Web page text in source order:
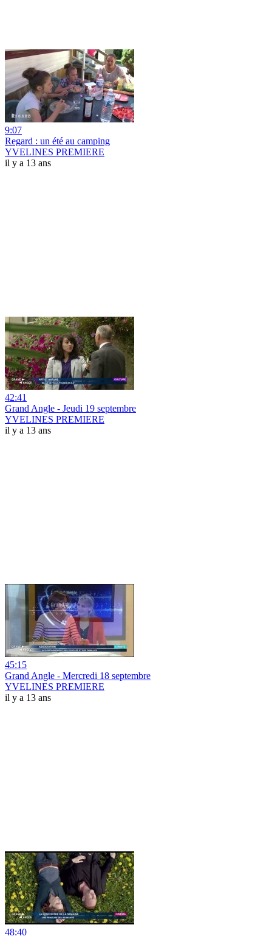
9:07
Regard : un été au camping
YVELINES PREMIERE
il y a 13 ans
42:41
Grand Angle - Jeudi 19 septembre
YVELINES PREMIERE
il y a 13 ans
45:15
Grand Angle - Mercredi 18 septembre
YVELINES PREMIERE
il y a 13 ans
48:40